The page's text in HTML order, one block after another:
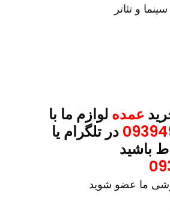
و تئاتر
عمده لوازم ما با
در تلگرام یا
باشید
ما عضو شوید